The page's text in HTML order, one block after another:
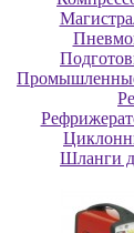
Шланги